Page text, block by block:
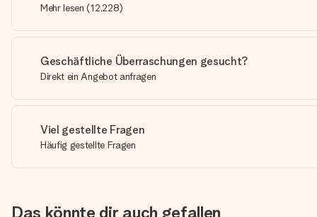
Mehr lesen (12,228)
Geschäftliche Überraschungen gesucht?
Direkt ein Angebot anfragen
Viel gestellte Fragen
Häufig gestellte Fragen
Das könnte dir auch gefallen